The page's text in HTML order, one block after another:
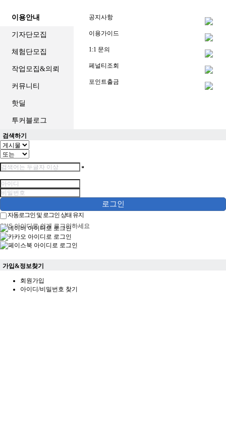
스
츠
계
구
계
료
포
중
계
해
외
스
포
츠
중
스
포
츠
중
계
외
구
중
이용안내
기자단모집
체험단모집
작업모집&의뢰
커뮤니티
핫딜
투커블로그
공지사항
이용가이드
1:1 문의
페널티조회
포인트출금
검색하기
로그인
자동로그인 및 로그인 상태 유지
SNS 아이디로 쉽게 로그인하세요
가입&정보찾기
회원가입
아이디/비밀번호 찾기